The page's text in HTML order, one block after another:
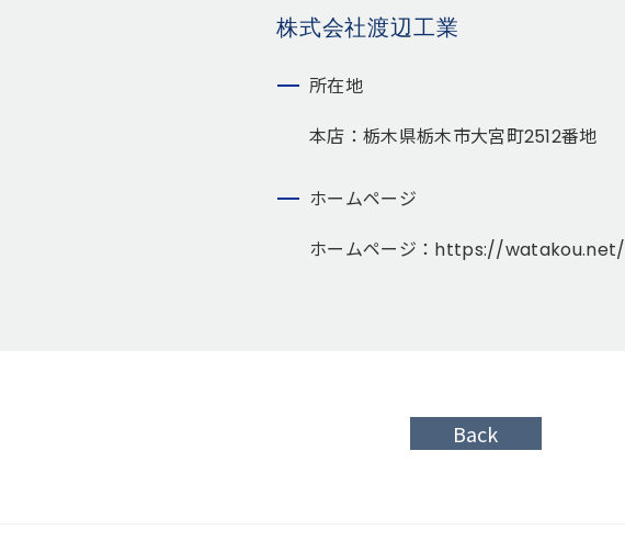
株式会社渡辺工業
所在地
本店： 栃木県栃木市大宮町2512番地
ホームページ
ホームページ： https://watakou.net/
Back